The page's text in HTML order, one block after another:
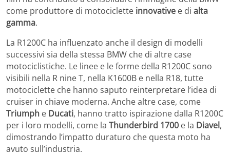
come produttore di motociclette innovative e di alta
gamma.
La R1200C ha influenzato anche il design di modelli
successivi sia della stessa BMW che di altre case
motociclistiche. Le linee e le forme della R1200C sono
visibili nella R nine T, nella K1600B e nella R18, tutte
motociclette che hanno saputo reinterpretare l’idea di
cruiser in chiave moderna. Anche altre case, come
Triumph e Ducati, hanno tratto ispirazione dalla R1200C
per i loro modelli, come la Thunderbird 1700 e la Diavel,
dimostrando l’impatto duraturo che questa moto ha
avuto sull’industria.